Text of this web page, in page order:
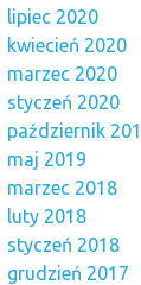
lipiec 2020
kwiecień 2020
marzec 2020
styczeń 2020
październik
maj 2019
marzec 2018
luty 2018
styczeń 2018
grudzień 2017